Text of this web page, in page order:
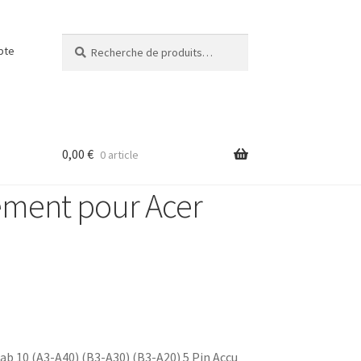
0,00 € 0 article
pour Acer
(A3-A40) (B3-A30) (B3-A20) 5 Pin Accu